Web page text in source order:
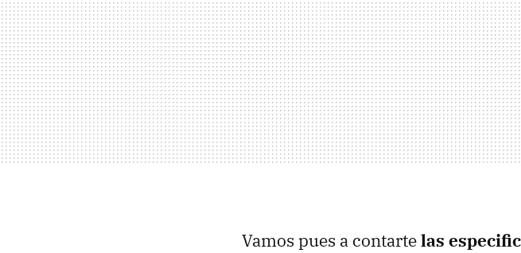
Vamos pues a contartelas